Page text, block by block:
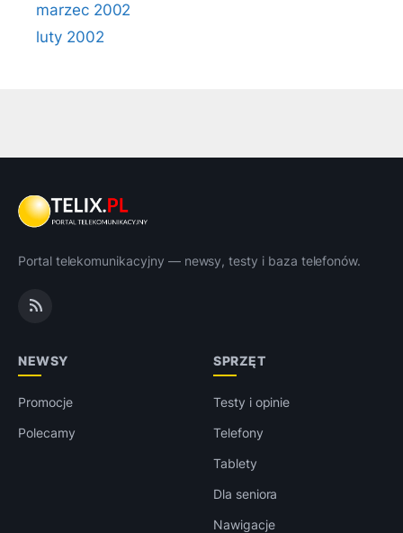
marzec 2002
luty 2002
Portal telekomunikacyjny — newsy, testy i baza telefonów.
NEWSY
Promocje
Polecamy
SPRZĘT
Testy i opinie
Telefony
Tablety
Dla seniora
Nawigacje